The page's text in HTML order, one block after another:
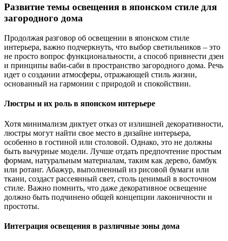
Развитие темы освещения в японском стиле для
загородного дома
Продолжая разговор об освещении в японском стиле
интерьера, важно подчеркнуть, что выбор светильников – это
не просто вопрос функциональности, а способ привнести дзен
и принципы ваби-саби в пространство загородного дома. Речь
идет о создании атмосферы, отражающей стиль жизни,
основанный на гармонии с природой и спокойствии.
Люстры и их роль в японском интерьере
Хотя минимализм диктует отказ от излишней декоративности,
люстры могут найти свое место в дизайне интерьера,
особенно в гостиной или столовой. Однако, это не должны
быть вычурные модели. Лучше отдать предпочтение простым
формам, натуральным материалам, таким как дерево, бамбук
или ротанг. Абажур, выполненный из рисовой бумаги или
ткани, создаст рассеянный свет, столь ценимый в восточном
стиле. Важно помнить, что даже декоративное освещение
должно быть подчинено общей концепции лаконичности и
простоты.
Интеграция освещения в различные зоны дома